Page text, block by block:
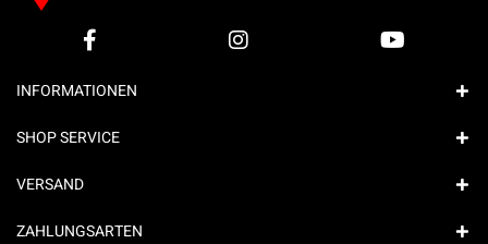
INFORMATIONEN
SHOP SERVICE
VERSAND
ZAHLUNGSARTEN